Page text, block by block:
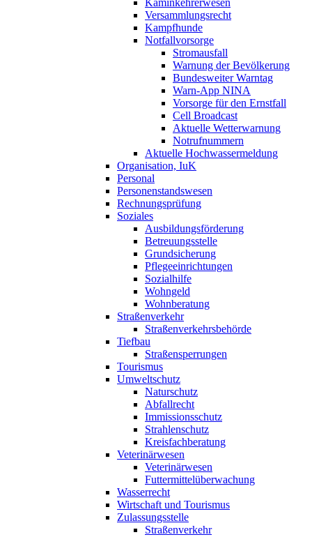
Kaminkehrerwesen
Versammlungsrecht
Kampfhunde
Notfallvorsorge
Stromausfall
Warnung der Bevölkerung
Bundesweiter Warntag
Warn-App NINA
Vorsorge für den Ernstfall
Cell Broadcast
Aktuelle Wetterwarnung
Notrufnummern
Aktuelle Hochwassermeldung
Organisation, IuK
Personal
Personenstandswesen
Rechnungsprüfung
Soziales
Ausbildungsförderung
Betreuungsstelle
Grundsicherung
Pflegeeinrichtungen
Sozialhilfe
Wohngeld
Wohnberatung
Straßenverkehr
Straßenverkehrsbehörde
Tiefbau
Straßensperrungen
Tourismus
Umweltschutz
Naturschutz
Abfallrecht
Immissionsschutz
Strahlenschutz
Kreisfachberatung
Veterinärwesen
Veterinärwesen
Futtermittelüberwachung
Wasserrecht
Wirtschaft und Tourismus
Zulassungsstelle
Straßenverkehr